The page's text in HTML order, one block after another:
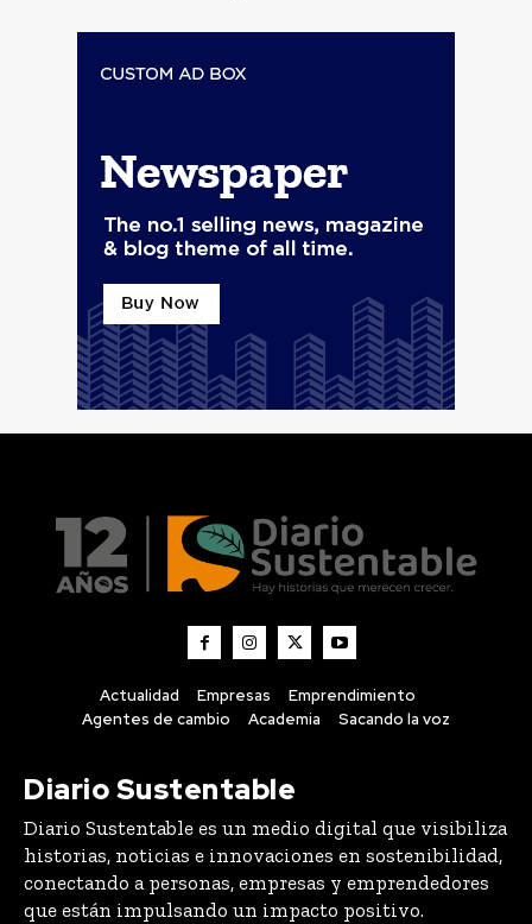
Actualidad Empresas
Emprendimiento
Agentes de cambio
Academia Sacando la voz
Diario Sustentable
Diario Sustentable es un medio digital que visibiliza
historias, noticias e innovaciones en sostenibilidad,
conectando a personas, empresas y emprendedores
que están impulsando un impacto positivo.